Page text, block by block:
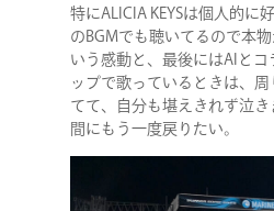
特にALICIA KEYSは個人的に
のBGMでも聴いてるので本
いう感動と、最後にはAIとコ
ップで歌っているときは、
てて、自分も堪えきれず泣
間にもう一度戻りたい。